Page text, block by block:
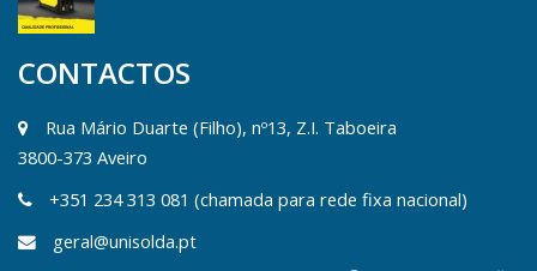
CONTACTOS
Rua Mário Duarte (Filho), nº13, Z.I. Taboeira
3800-373 Aveiro
+351 234 313 081 (chamada para rede fixa nacional)
geral@unisolda.pt